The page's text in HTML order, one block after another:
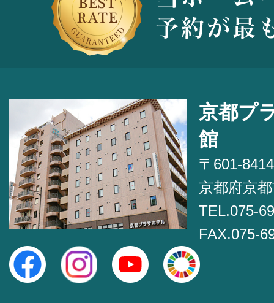
京都プ
館
〒601-8414
京都府京
TEL.075-
FAX.075-